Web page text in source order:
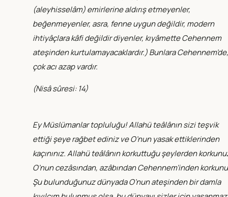
(aleyhisselâm) emirlerine aldırış etmeyenler,
beğenmeyenler, asra, fenne uygun değildir, modern
ihtiyâçlara kâfi değildir diyenler, kıyâmette Cehennem
ateşinden kurtulamayacaklardır.) Bunlara Cehennem’de,
çok acı azap vardır.
(Nisâ sûresi: 14)
Ey Müslümanlar topluluğu! Allahü teâlânın sizi teşvik
ettiği şeye rağbet ediniz ve O’nun yasak ettiklerinden
kaçınınız. Allahü teâlânın korkuttuğu şeylerden
O’nun cezâsından, azâbından Cehennem’inden
Şu bulunduğunuz dünyada O’nun ateşinden bir damla